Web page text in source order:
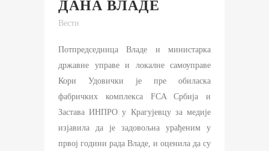
ДАНА ВЛАДЕ
Вести
Потпредседница Владе и министарка
државне управе и локалне самоуправе
Кори Удовички је пре обиласка
фабричких комплекса FCA Србија и
Застава ИНПРО у Крагујевцу за медије
изјавила да је задовољна урађеним у
првој години рада Владе, и оценила да су